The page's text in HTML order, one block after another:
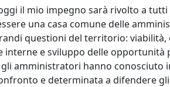
il mio impegno sarà rivolto a
una casa comune delle
questioni del territorio:
interne e sviluppo delle opportunità
gli amministratori hanno conosciuto
e determinata a difendere